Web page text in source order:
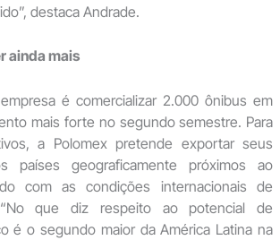
destaca Andrade.
ainda mais
é comercializar 2.000 ônibus em
mais forte no segundo semestre. Para
a Polomex pretende exportar seus
países geograficamente próximos ao
com as condições internacionais de
“No que diz respeito ao potencial de
é o segundo maior da América Latina na